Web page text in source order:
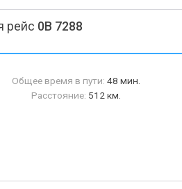
рейс 0B 7288
Общее время в пути: 48 мин.
Расстояние: 512 км.